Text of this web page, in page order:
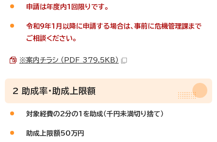
申請は年度内1回限りです。
令和9年1月以降に申請する場合は、事前に危機管理課まで
ご相談ください。
※案内チラシ （PDF 379.5KB）
2 助成率・助成上限額
対象経費の2分の1を助成（千円未満切り捨て）
助成上限額50万円